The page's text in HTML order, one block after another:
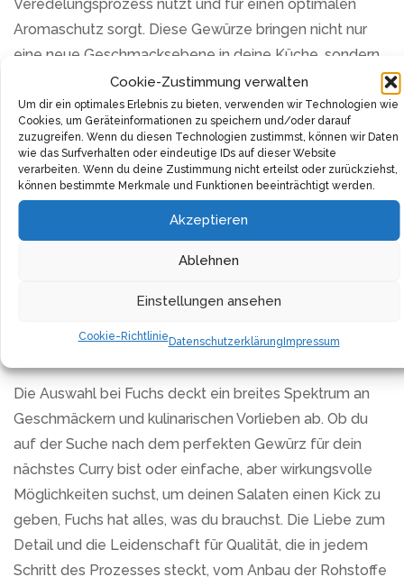
Cookie-Zustimmung verwalten
Um dir ein optimales Erlebnis zu bieten, verwenden wir Technologien wie
Cookies, um Geräteinformationen zu speichern und/oder darauf
zuzugreifen. Wenn du diesen Technologien zustimmst, können wir Daten
wie das Surfverhalten oder eindeutige IDs auf dieser Website
verarbeiten. Wenn du deine Zustimmung nicht erteilst oder zurückziehst,
können bestimmte Merkmale und Funktionen beeinträchtigt werden.
Akzeptieren
Ablehnen
Einstellungen ansehen
Cookie-RichtlinieDatenschutzerklärungImpressum
Veredelungsprozess nutzt und für einen optimalen
Aromaschutz sorgt. Diese Gewürze bringen nicht nur
eine neue Geschmacksebene in deine Küche, sondern
garantieren auch ein kulinarisches Erlebnis, das deine
Gerichte auf ein neues Level hebt.
Fuchs Gewürze stehen für eine herausragende Qualität,
die sich deutlich in der Intensität und Frische jedes
Gewürzes widerspiegelt. Durch die Verwendung von
speziell entwickelten, aromaschützenden
dass die natürlichen Aromen und Öle der Gewürze
Die Auswahl bei Fuchs deckt ein breites Spektrum an
Geschmäckern und kulinarischen Vorlieben ab. Ob du
auf der Suche nach dem perfekten Gewürz für dein
nächstes Curry bist oder einfache, aber wirkungsvolle
Möglichkeiten suchst, um deinen Salaten einen Kick zu
geben, Fuchs hat alles, was du brauchst. Die Liebe zum
Detail und die Leidenschaft für Qualität, die in jedem
Schritt des Prozesses steckt, vom Anbau der Rohstoffe